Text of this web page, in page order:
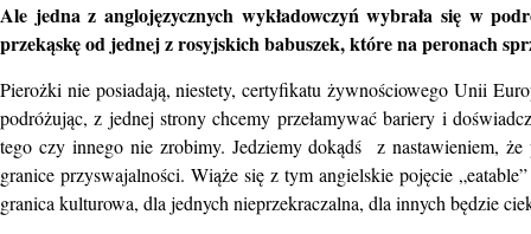
Ale jedna z anglojęzycznych wykładowczyń wybrała się w
przekąskę od jednej z rosyjskich babuszek, które na peronach
Pierożki nie posiadają, niestety, certyfikatu żywnościowego Unii
podróżując, z jednej strony chcemy przełamywać bariery i
tego czy innego nie zrobimy. Jedziemy dokądś z nastawieniem,
granice przyswajalności. Wiąże się z tym angielskie pojęcie
granica kulturowa, dla jednych nieprzekraczalna, dla innych będzie